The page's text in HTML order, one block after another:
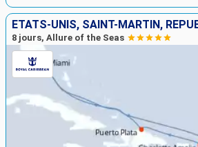
8 jours, Allure of the Seas